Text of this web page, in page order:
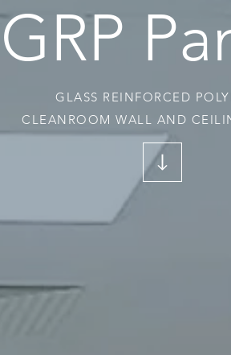
GRP
GLASS REINFORCED
CLEANROOM WALL AND